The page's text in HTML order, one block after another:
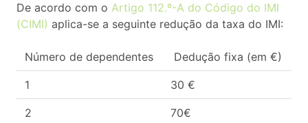
De acordo com o Artigo 112.º​-A do Código do IMI
(CIMI) aplica-se a seguinte redução da taxa do IMI:
Número de dependentes Dedução fixa (em €)
1 30 €
2 70€